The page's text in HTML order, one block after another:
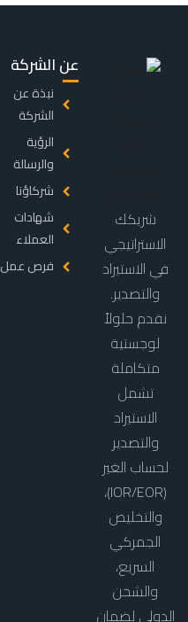
شريكك
الاستراتيجي
في الاستيراد
والتصدير.
نقدم حلولاً
لوجستية
متكاملة
تشمل
الاستيراد
والتصدير
لحساب الغير
(IOR/EOR)،
والتخليص
الجمركي
السريع،
والشحن
الدولي لضمان
عن الشركة
نبذة عن
الشركة
الرؤية
والرسالة
شركاؤنا
شهادات
العملاء
فرص عمل